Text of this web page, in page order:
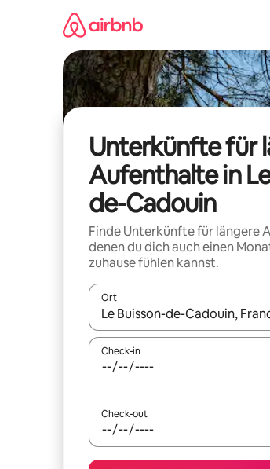
Unterkünfte für
Aufenthalte in
de-Cadouin
Finde Unterkünfte für längere
denen du dich auch einen
zuhause fühlen kannst.
Ort
Wenn Ergebnisse verfügbar
Check-in
Check-out